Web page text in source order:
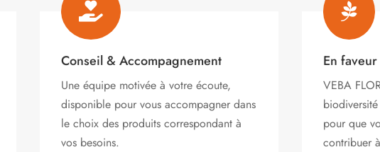

Conseil & Accompagnement
Une équipe motivée à votre écoute,
disponible pour vous accompagner dans
le choix des produits correspondant à
vos besoins.

En
VEBA
pour que
contribuer